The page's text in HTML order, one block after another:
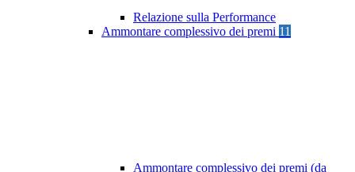
Relazione sulla Performance
Ammontare complessivo dei premi 11
Ammontare complessivo dei premi (da